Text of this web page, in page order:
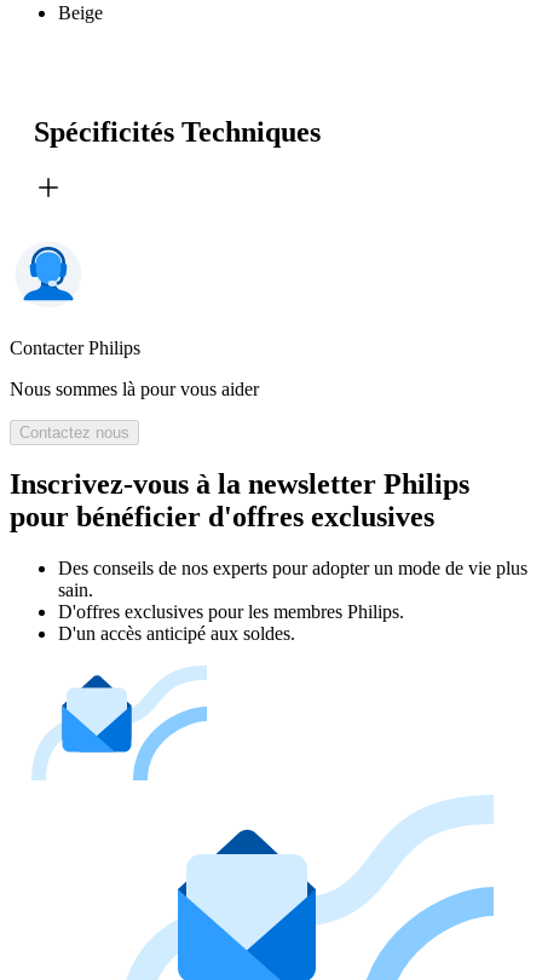
Beige
Spécificités Techniques
Contacter Philips
Nous sommes là pour vous aider
Contactez nous
Inscrivez-vous à la newsletter Philips
pour bénéficier d'offres exclusives
Des conseils de nos experts pour adopter un mode de vie plus
sain.
D'offres exclusives pour les membres Philips.
D'un accès anticipé aux soldes.